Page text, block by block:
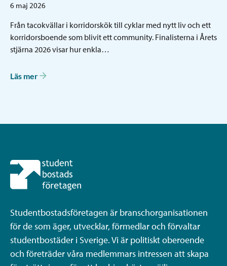
6 maj 2026
Från tacokvällar i korridorskök till cyklar med nytt liv och ett
korridorsboende som blivit ett community. Finalisterna i Årets
stjärna 2026 visar hur enkla…
Läs mer
Studentbostadsföretagen är branschorganisationen
för de som äger, utvecklar, förmedlar och förvaltar
studentbostäder i Sverige. Vi är politiskt oberoende
och företräder våra medlemmars intressen att skapa